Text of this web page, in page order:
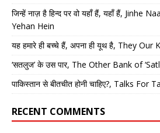
जिन्हें नाज़ है हिन्द पर वो यहाँ हैं, यहाँ हैं, Jinhe
Yehan Hein
यह हमारे ही बच्चे हैं, अपना ही यूथ है, They
‘सतलुज’ के उस पार, The Other Bank of
पाकिस्तान से बीतचीत होनी चाहिए?, Talks For
RECENT COMMENTS